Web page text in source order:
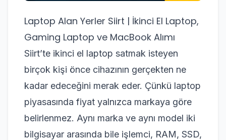
Laptop Alan Yerler Siirt | İkinci El Laptop,
Gaming Laptop ve MacBook Alımı
Siirt’te ikinci el laptop satmak isteyen
birçok kişi önce cihazının gerçekten ne
kadar edeceğini merak eder. Çünkü laptop
piyasasında fiyat yalnızca markaya göre
belirlenmez. Aynı marka ve aynı model iki
bilgisayar arasında bile işlemci, RAM, SSD,